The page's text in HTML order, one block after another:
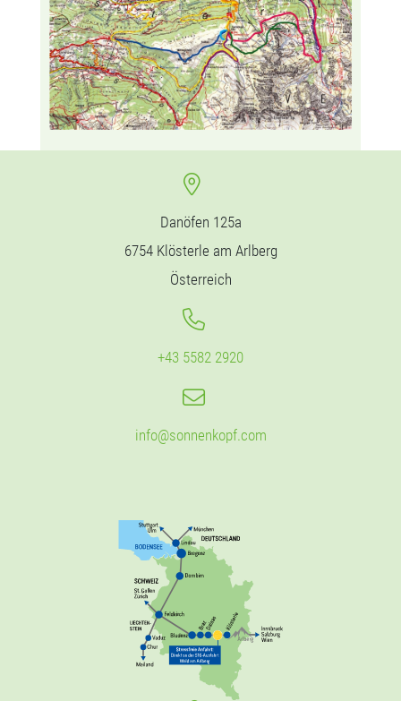
Danöfen 125a
6754 Klösterle am Arlberg
Österreich
+43 5582 2920
info@sonnenkopf.com